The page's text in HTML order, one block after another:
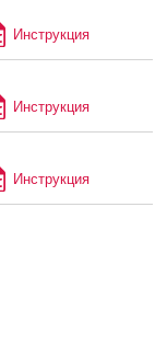
Инструкция
Инструкция
Инструкция